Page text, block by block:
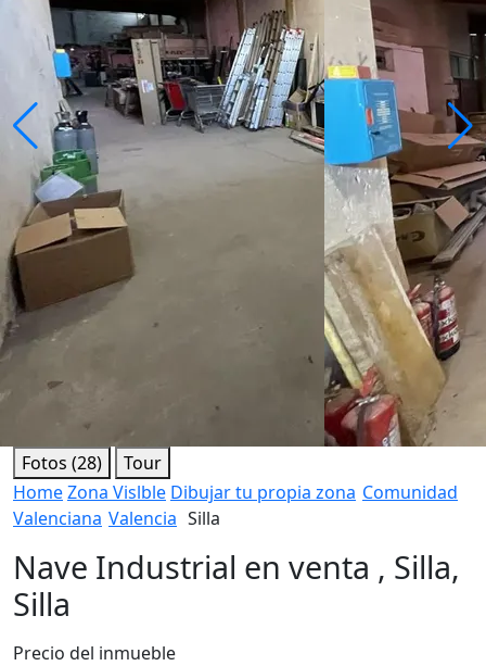
Fotos (28)
Tour
HomeZona Vislble Dibujar tu propia zona Comunidad
Valenciana Valencia Silla
Nave Industrial en venta , Silla,
Silla
Precio del inmueble